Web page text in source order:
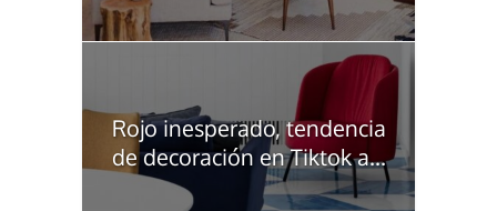
Rojo inesperado, tendencia
de decoración en Tiktok a...